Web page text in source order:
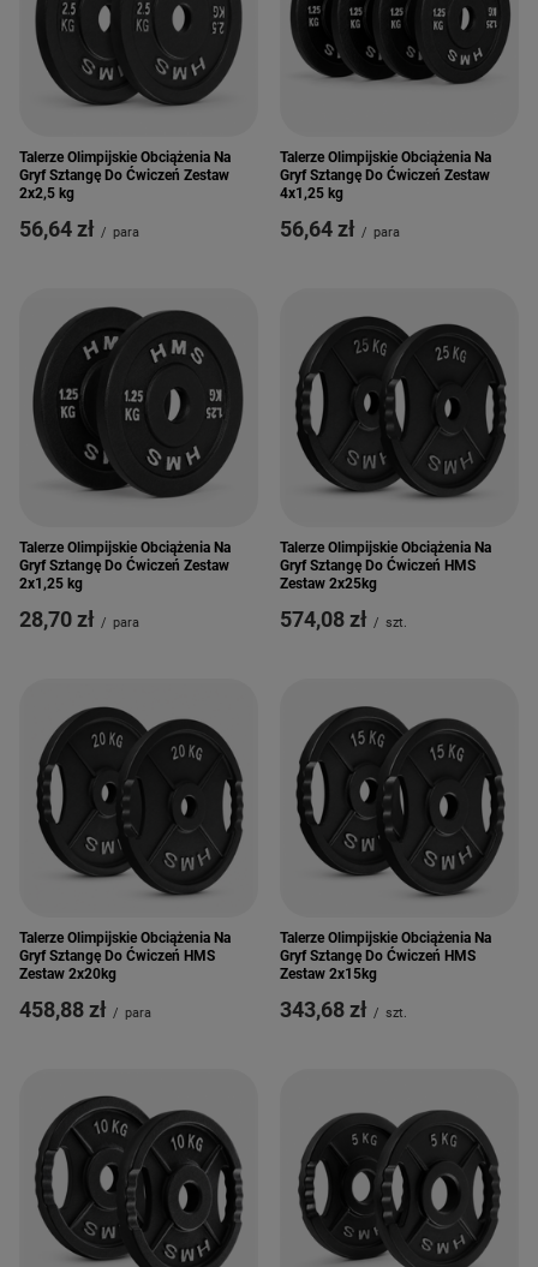
Talerze Olimpijskie Obciążenia Na
Gryf Sztangę Do Ćwiczeń Zestaw
2x2,5 kg
56,64 zł / para
Talerze Olimpijskie Obciążenia Na
Gryf Sztangę Do Ćwiczeń Zestaw
4x1,25 kg
56,64 zł / para
Talerze Olimpijskie Obciążenia Na
Gryf Sztangę Do Ćwiczeń Zestaw
2x1,25 kg
28,70 zł / para
Talerze Olimpijskie Obciążenia Na
Gryf Sztangę Do Ćwiczeń HMS
Zestaw 2x25kg
574,08 zł / szt.
Talerze Olimpijskie Obciążenia Na
Gryf Sztangę Do Ćwiczeń HMS
Zestaw 2x20kg
458,88 zł / para
Talerze Olimpijskie Obciążenia Na
Gryf Sztangę Do Ćwiczeń HMS
Zestaw 2x15kg
343,68 zł / szt.